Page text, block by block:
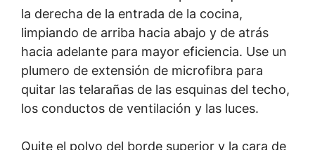
la derecha de la entrada de la cocina,
limpiando de arriba hacia abajo y de atrás
hacia adelante para mayor eficiencia. Use un
plumero de extensión de microfibra para
quitar las telarañas de las esquinas del techo,
los conductos de ventilación y las luces.
Quite el polvo del borde superior y la cara de